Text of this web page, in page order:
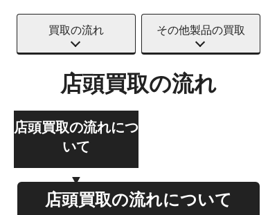
買取の流れ その他製品の買取
店頭買取の流れ
店頭買取の流れにつ
いて
店頭買取の流れについて